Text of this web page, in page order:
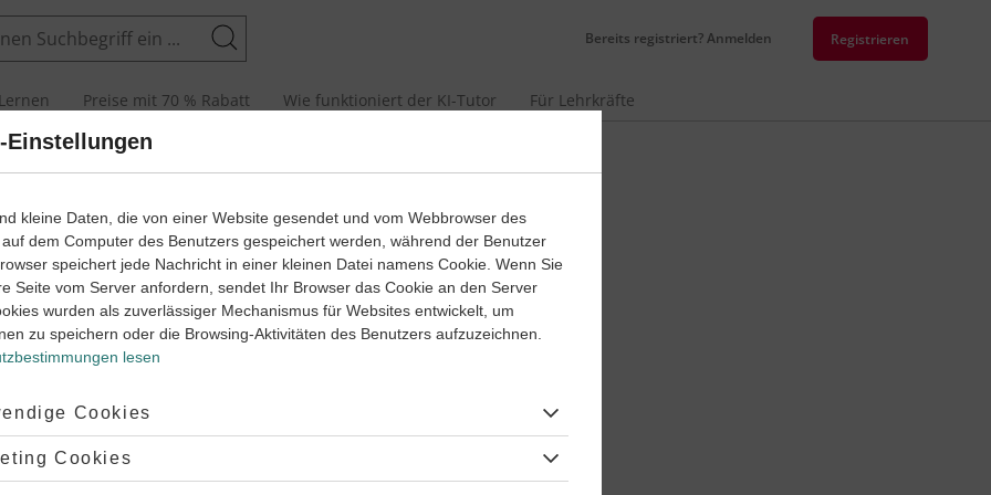
Bereits registriert? Anmelden Registrieren
Suchen
Preise mit 70 % Rabatt Wie funktioniert der KI-Tutor Für Lehrkräfte
und Abiturprüfungen
Einstellungen
kleine Daten, die von einer Website gesendet und vom Webbrowser des
dem Computer des Benutzers gespeichert werden, während der Benutzer
speichert jede Nachricht in einer kleinen Datei namens Cookie. Wenn Sie
Seite vom Server anfordern, sendet Ihr Browser das Cookie an den Server
wurden als zuverlässiger Mechanismus für Websites entwickelt, um
zu speichern oder die Browsing-Aktivitäten des Benutzers aufzuzeichnen.
lesen
Cookies
Cookies